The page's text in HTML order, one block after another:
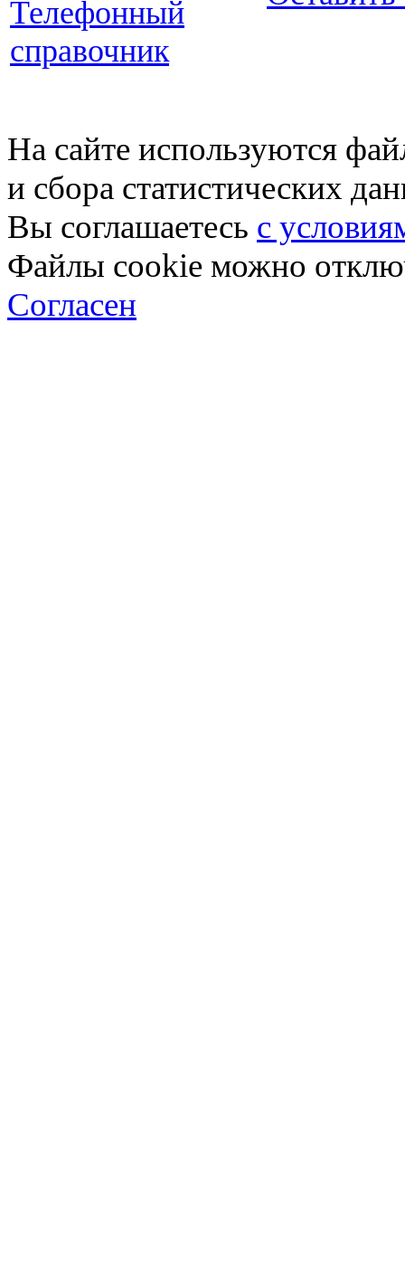
Телефонный
справочник
На сайте используются
и сбора статистических
Вы соглашаетесь с
Файлы cookie можно
Согласен